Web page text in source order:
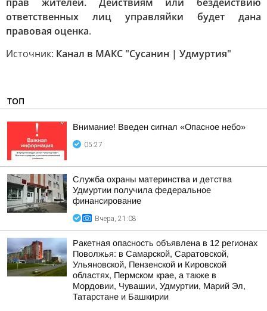
ответственных лиц управляйки будет дана
правовая оценка.
Источник: Канал в МАКС "Сусанин | Удмуртия"
ТОП
Внимание! Введен сигнал «Опасное небо»
05:27
Служба охраны материнства и детства
Удмуртии получила федеральное
финансирование
Вчера, 21:08
Ракетная опасность объявлена в 12 регионах
Поволжья: в Самарской, Саратовской,
Ульяновской, Пензенской и Кировской
областях, Пермском крае, а также в
Мордовии, Чувашии, Удмуртии, Марий Эл,
Татарстане и Башкирии